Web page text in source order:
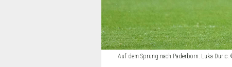
Auf dem Sprung nach Paderborn: Luka